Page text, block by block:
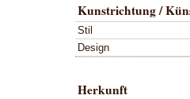
Kunstrichtung /
Stil
Design
Herkunft